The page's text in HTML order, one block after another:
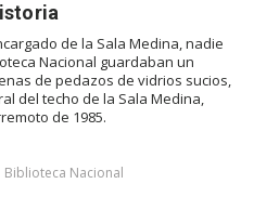
de la Sala Medina, nadie
Nacional guardaban un
de pedazos de vidrios sucios,
del techo de la Sala Medina,
de 1985.
Biblioteca Nacional